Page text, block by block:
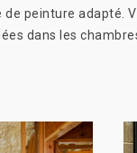
peinture adapté.
dans les